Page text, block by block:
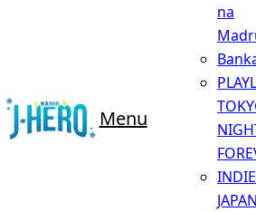
Menu
na
INDIE
JAPAN